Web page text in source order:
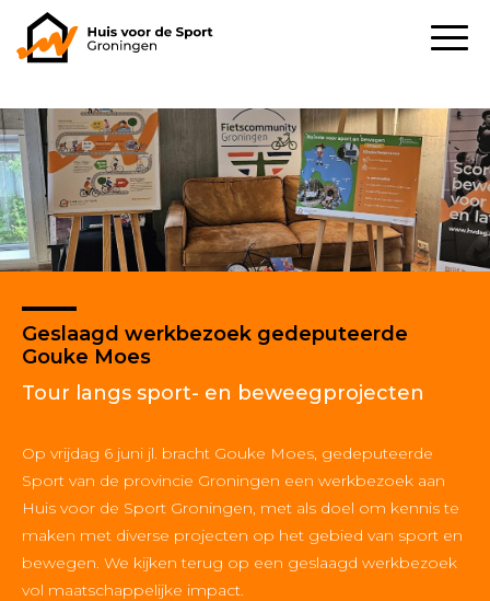
Geslaagd werkbezoek gedeputeerde
Gouke Moes
Tour langs sport- en beweegprojecten
Op vrijdag 6 juni jl. bracht Gouke Moes, gedeputeerde
Sport van de provincie Groningen een werkbezoek aan
Huis voor de Sport Groningen, met als doel om kennis te
maken met diverse projecten op het gebied van sport en
bewegen. We kijken terug op een geslaagd werkbezoek
vol maatschappelijke impact.